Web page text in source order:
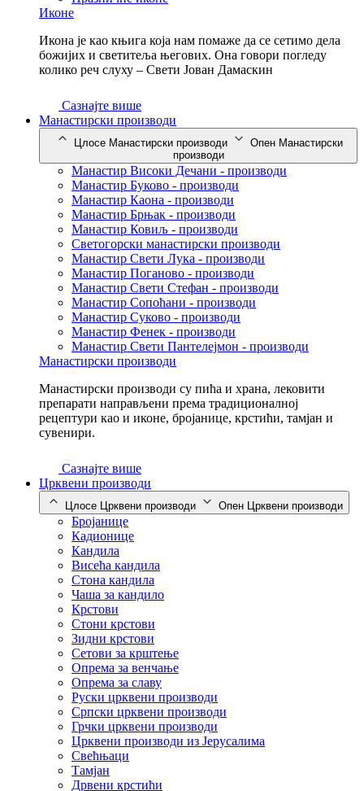
Иконе
Икона је као књига која нам помаже да се сетимо дела
божијих и светитеља његових. Она говори погледу
колико реч слуху – Свети Јован Дамаскин
Сазнајте више
Манастирски производи
Цлосе Манастирски производи
Опен Манастирски
производи
Манастир Високи Дечани - производи
Манастир Буково - производи
Манастир Каона - производи
Манастир Брњак - производи
Манастир Ковиљ - производи
Светогорски манастирски производи
Манастир Свети Лука - производи
Манастир Поганово - производи
Манастир Свети Стефан - производи
Манастир Сопоћани - производи
Манастир Суково - производи
Манастир Фенек - производи
Манастир Свети Пантелејмон - производи
Манастирски производи
Манастирски производи су пића и храна, лековити
препарати направљени према традиционалној
рецептури као и иконе, бројанице, крстићи, тамјан и
сувенири.
Сазнајте више
Црквени производи
Цлосе Црквени производи Опен Црквени производи
Бројанице
Кадионице
Кандила
Висећа кандила
Стона кандила
Чаша за кандило
Крстови
Стони крстови
Зидни крстови
Сетови за крштење
Опрема за венчање
Опрема за славу
Руски црквени производи
Српски црквени производи
Грчки црквени производи
Црквени производи из Јерусалима
Свећњаци
Тамјан
Дрвени крстићи